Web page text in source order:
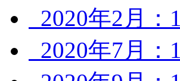
2020年2月：
2020年7月：